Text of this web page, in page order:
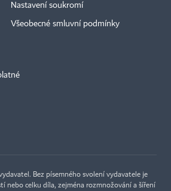
Nastavení soukromí
Všeobecné smluvní podmínky
Bez písemného svolení vydavatele je
nebo celku díla, zejména rozmnožování a šíření